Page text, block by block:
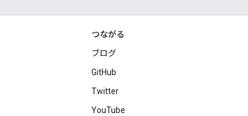
つながる
ブログ
GitHub
Twitter
YouTube